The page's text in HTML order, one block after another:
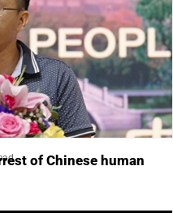
of Chinese human